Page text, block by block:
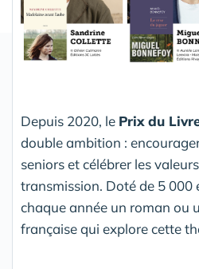
Depuis 2020, le Prix du
double ambition :
seniors et célébrer les
transmission. Doté de 5 000
chaque année un roman ou
française qui explore cette